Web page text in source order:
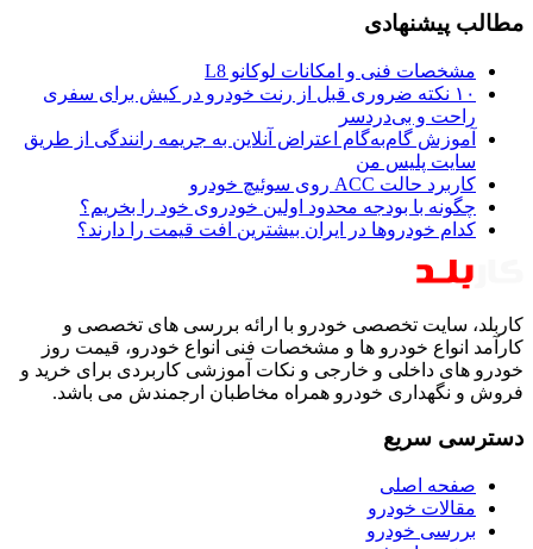
مطالب پیشنهادی
مشخصات فنی و امکانات لوکانو L8
۱۰ نکته ضروری قبل از رنت خودرو در کیش برای سفری
راحت و بی‌دردسر
آموزش گام‌به‌گام اعتراض آنلاین به جریمه رانندگی از طریق
سایت پلیس من
کاربرد حالت ACC روی سوئیچ خودرو
چگونه با بودجه محدود اولین خودروی خود را بخریم؟
کدام خودروها در ایران بیشترین افت قیمت را دارند؟
کاربلد، سایت تخصصی خودرو با ارائه بررسی های تخصصی و
کارآمد انواع خودرو ها و مشخصات فنی انواع خودرو، قیمت روز
خودرو های داخلی و خارجی و نکات آموزشی کاربردی برای خرید و
فروش و نگهداری خودرو همراه مخاطبان ارجمندش می باشد.
دسترسی سریع
صفحه اصلی
مقالات خودرو
بررسی خودرو